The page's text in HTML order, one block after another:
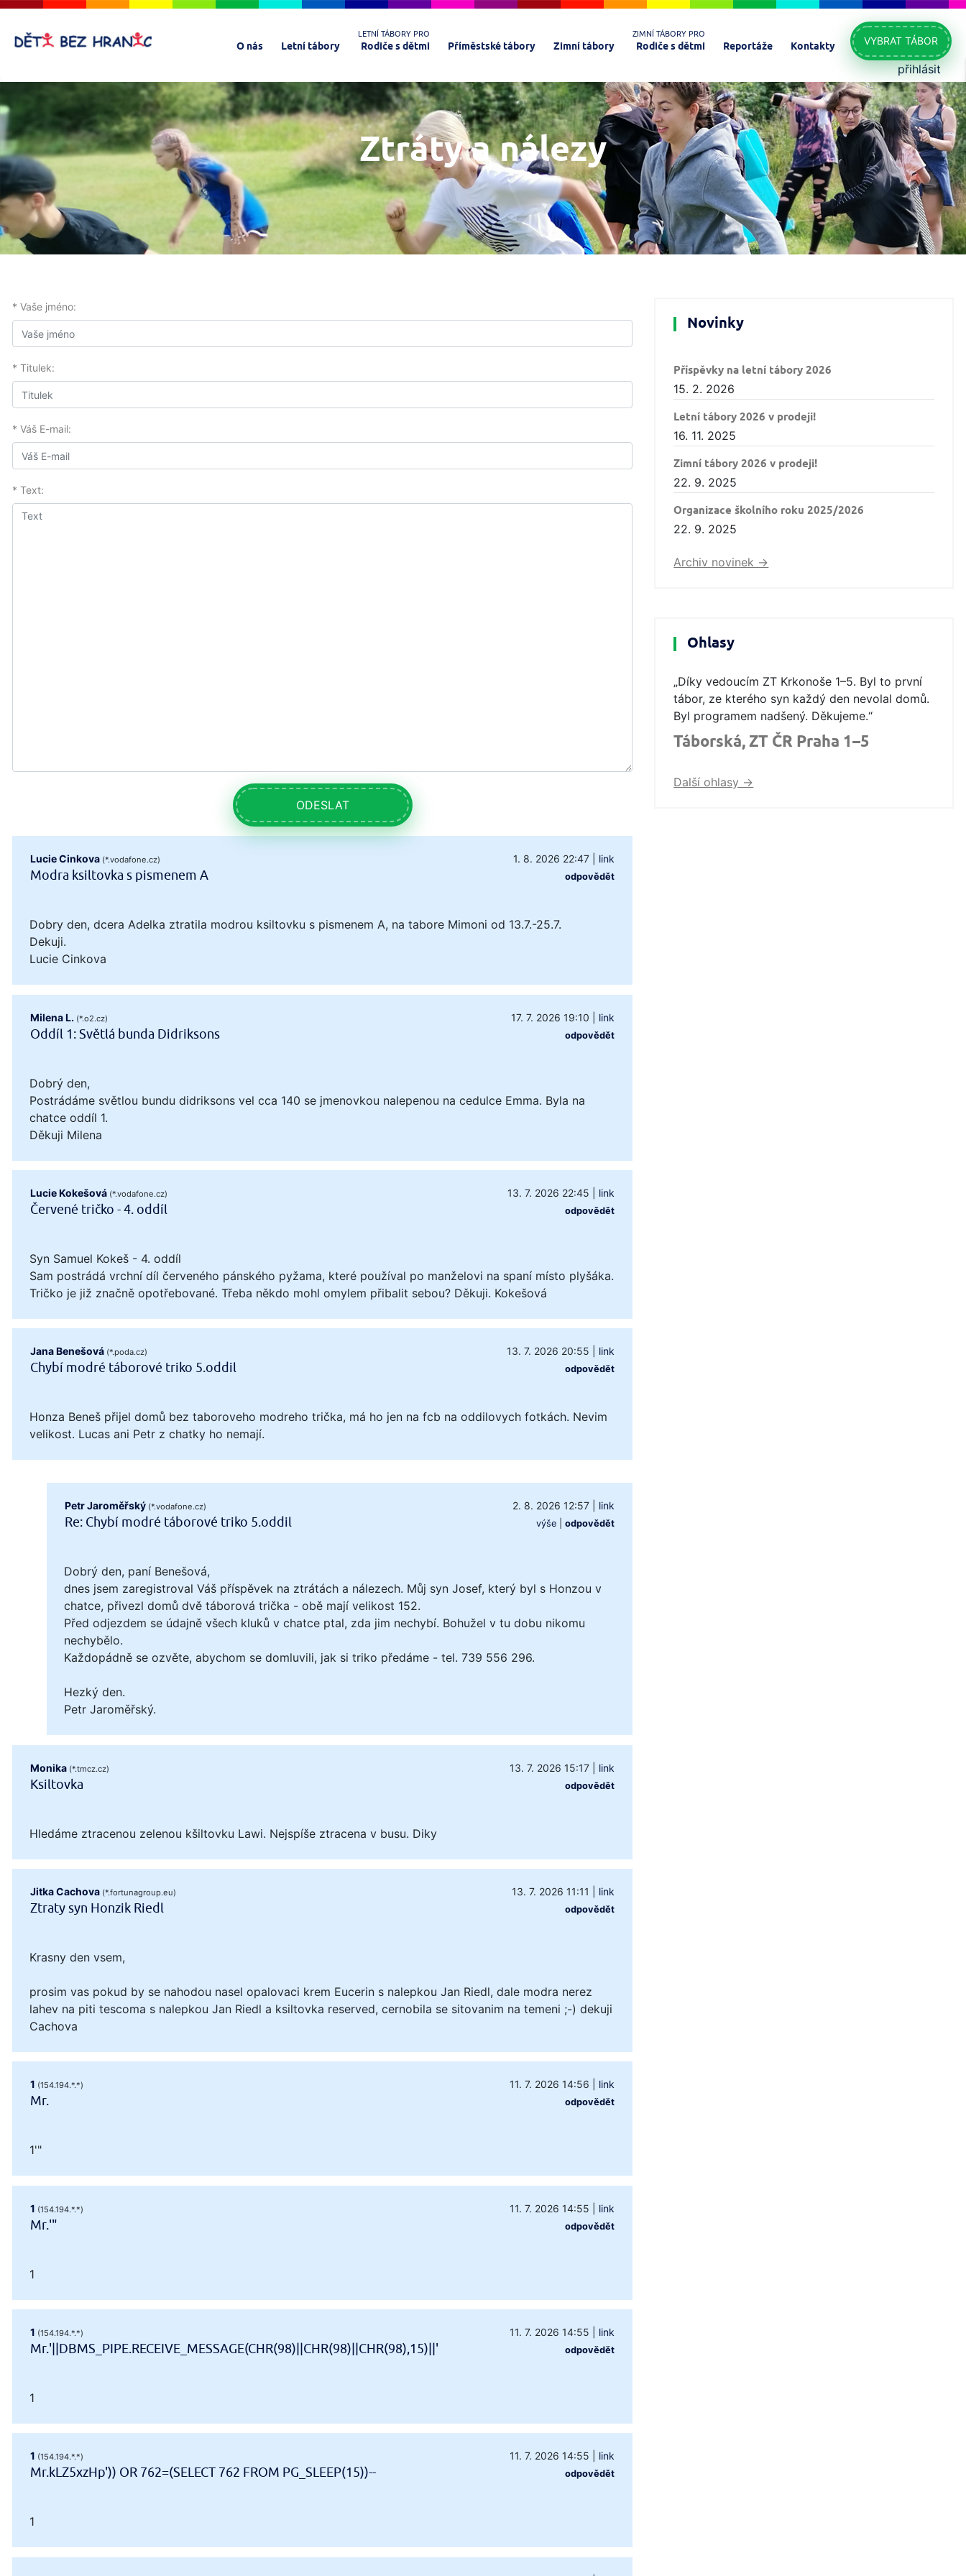
O nás Letní tábory
LETNÍ TÁBORY PRO
Rodiče s dětmi Příměstské tábory Zimní tábory
ZIMNÍ TÁBORY PRO
Rodiče s dětmi Reportáže Kontakty VYBRAT TÁBOR
přihlásit
Ztráty a nálezy
* Vaše jméno:
* Titulek:
* Váš E-mail:
* Text:
ODESLAT
Lucie Cinkova (*.vodafone.cz) 1. 8. 2026 22:47| link
Modra ksiltovka s pismenem A odpovědět
Dobry den, dcera Adelka ztratila modrou ksiltovku s pismenem A, na tabore Mimoni od 13.7.-25.7.
Dekuji.
Lucie Cinkova
Milena L. (*.o2.cz) 17. 7. 2026 19:10 link
Oddíl 1: Světlá bunda Didriksons odpovědět
Dobrý den,
Postrádáme světlou bundu didriksons vel cca 140 se jmenovkou nalepenou na cedulce Emma. Byla na
chatce oddíl 1.
Děkuji Milena
Lucie Kokešová (*.vodafone.cz) 13. 7. 2026 22:45 link
Červené tričko - 4. oddíl odpovědět
Syn Samuel Kokeš - 4. oddíl
Sam postrádá vrchní díl červeného pánského pyžama, které používal po manželovi na spaní místo plyšáka.
Tričko je již značně opotřebované. Třeba někdo mohl omylem přibalit sebou? Děkuji. Kokešová
Jana Benešová (*.poda.cz) 13. 7. 2026 20:55 link
Chybí modré táborové triko 5.oddil odpovědět
Honza Beneš přijel domů bez taboroveho modreho trička, má ho jen na fcb na oddilovych fotkách. Nevim
velikost. Lucas ani Petr z chatky ho nemají.
Petr Jaroměřský (*.vodafone.cz) 2. 8. 2026 12:57| link
Re: Chybí modré táborové triko 5.oddil výše| odpovědět
Dobrý den, paní Benešová,
dnes jsem zaregistroval Váš příspěvek na ztrátách a nálezech. Můj syn Josef, který byl s Honzou v
chatce, přivezl domů dvě táborová trička - obě mají velikost 152.
Před odjezdem se údajně všech kluků v chatce ptal, zda jim nechybí. Bohužel v tu dobu nikomu
nechybělo.
Každopádně se ozvěte, abychom se domluvili, jak si triko předáme - tel. 739 556 296.
Hezký den.
Petr Jaroměřský.
Monika (*.tmcz.cz) 13. 7. 2026 15:17| link
Ksiltovka odpovědět
Hledáme ztracenou zelenou kšiltovku Lawi. Nejspíše ztracena v busu. Diky
Jitka Cachova (*.fortunagroup.eu) 13. 7. 2026 11:11 link
Ztraty syn Honzik Riedl odpovědět
Krasny den vsem,
prosim vas pokud by se nahodou nasel opalovaci krem Eucerin s nalepkou Jan Riedl, dale modra nerez
lahev na piti tescoma s nalepkou Jan Riedl a ksiltovka reserved, cernobila se sitovanim na temeni ;-) dekuji
Cachova
1 (154.194.*.*) 11. 7. 2026 14:56 link
Mr. odpovědět
1'"
1 (154.194.*.*) 11. 7. 2026 14:55 link
Mr.'" odpovědět
1
1 (154.194.*.*) 11. 7. 2026 14:55 link
Mr.'||DBMS_PIPE.RECEIVE_MESSAGE(CHR(98)||CHR(98)||CHR(98),15)||' odpovědět
1
1 (154.194.*.*) 11. 7. 2026 14:55 link
Mr.kLZ5xzHp')) OR 762=(SELECT 762 FROM PG_SLEEP(15))-- odpovědět
1
Novinky
Příspěvky na letní tábory 2026
15. 2. 2026
Letní tábory 2026 v prodeji!
16. 11. 2025
Zimní tábory 2026 v prodeji!
22. 9. 2025
Organizace školního roku 2025/2026
22. 9. 2025
Archiv novinek ->
Ohlasy
„Díky vedoucím ZT Krkonoše 1–5. Byl to první
tábor, ze kterého syn každý den nevolal domů.
Byl programem nadšený. Děkujeme.“
Táborská, ZT ČR Praha 1–5
Další ohlasy ->